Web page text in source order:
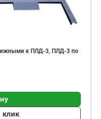
к ПЛД-3, ПЛД-3 по
клик